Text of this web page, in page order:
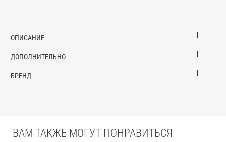
ОПИСАНИЕ
ДОПОЛНИТЕЛЬНО
БРЕНД
ВАМ ТАКЖЕ МОГУТ ПОНРАВИТЬСЯ